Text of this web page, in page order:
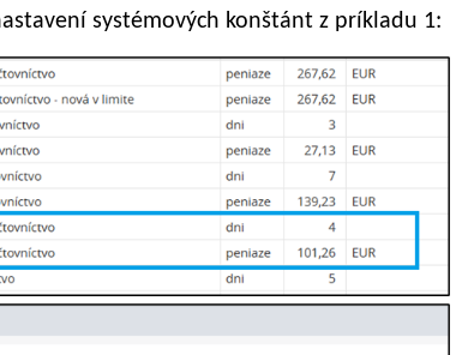
systémových konštánt z príkladu 1: